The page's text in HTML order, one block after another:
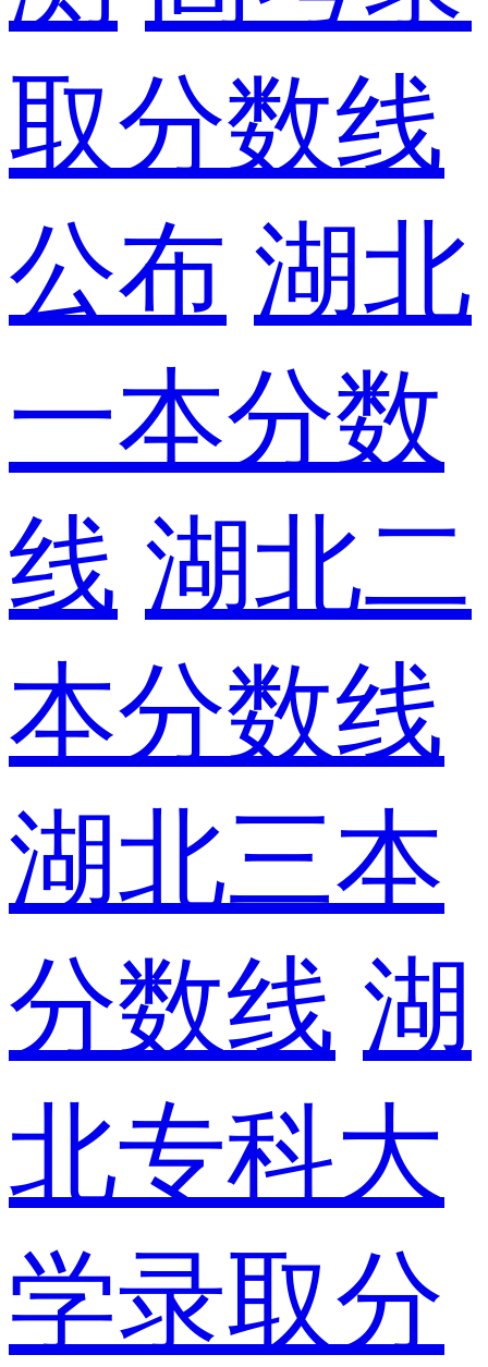
取分数线
公布 湖北
一本分数
线 湖北二
本分数线
湖北三本
分数线 湖
北专科大
学录取分